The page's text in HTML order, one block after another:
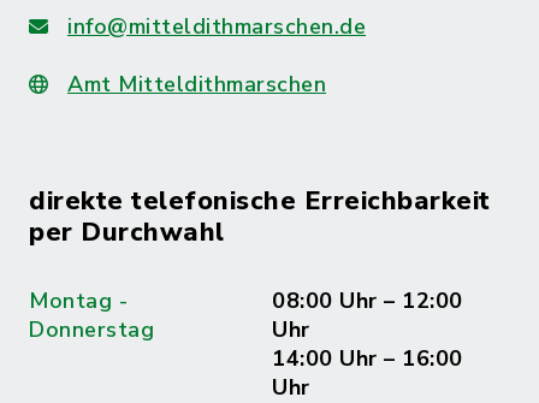
info@mitteldithmarschen.de
Amt Mitteldithmarschen
direkte telefonische Erreichbarkeit
per Durchwahl
Montag -
Donnerstag
08:00 Uhr – 12:00
Uhr
14:00 Uhr – 16:00
Uhr